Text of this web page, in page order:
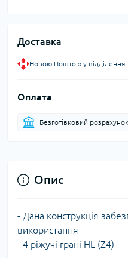
Доставка
Новою Поштою у відділення
Оплата
Безготівковий розрахунок
Опис
- Дана конструкція
використання
- 4 ріжучі грані HL (Z4)